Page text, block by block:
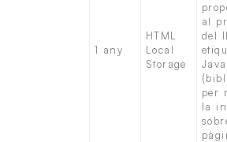
1 any
HTML
Local
Storage
al
del
per
la